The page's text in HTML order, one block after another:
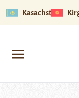
Kasachstan